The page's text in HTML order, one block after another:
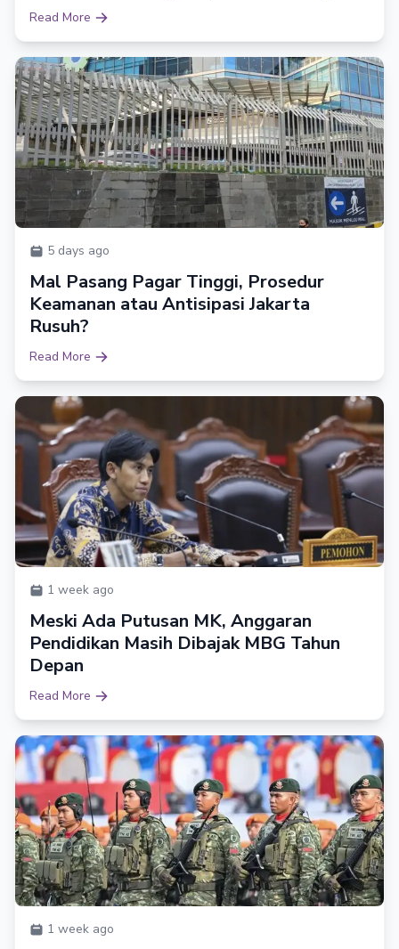
Read More
5 days ago
Mal Pasang Pagar Tinggi, Prosedur
Keamanan atau Antisipasi Jakarta
Rusuh?
Read More
1 week ago
Meski Ada Putusan MK, Anggaran
Pendidikan Masih Dibajak MBG Tahun
Depan
Read More
1 week ago